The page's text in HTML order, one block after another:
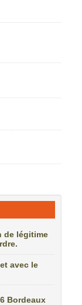
de légitime
avec le
Bordeaux